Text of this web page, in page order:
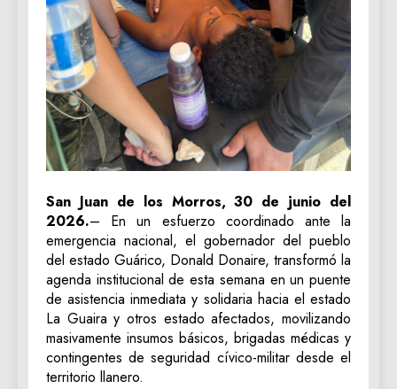
San Juan de los Morros, 30 de junio del
2026.– En un esfuerzo coordinado ante la
emergencia nacional, el gobernador del pueblo
del estado Guárico, Donald Donaire, transformó la
agenda institucional de esta semana en un puente
de asistencia inmediata y solidaria hacia el estado
La Guaira y otros estado afectados, movilizando
masivamente insumos básicos, brigadas médicas y
contingentes de seguridad cívico-militar desde el
territorio llanero.